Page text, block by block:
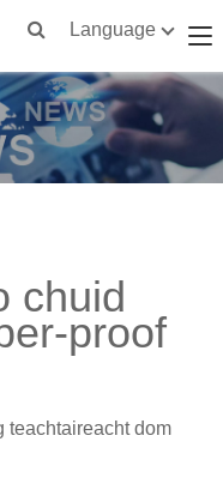
Language
chuid
proof
teachtaireacht dom